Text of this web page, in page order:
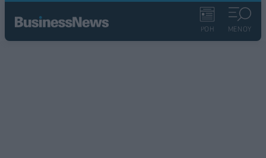
ΡΟΗ ΜΕΝΟΥ